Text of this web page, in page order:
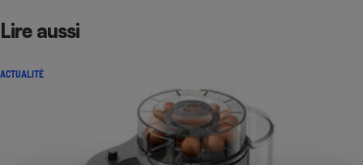
Lire aussi
ACTUALITÉ